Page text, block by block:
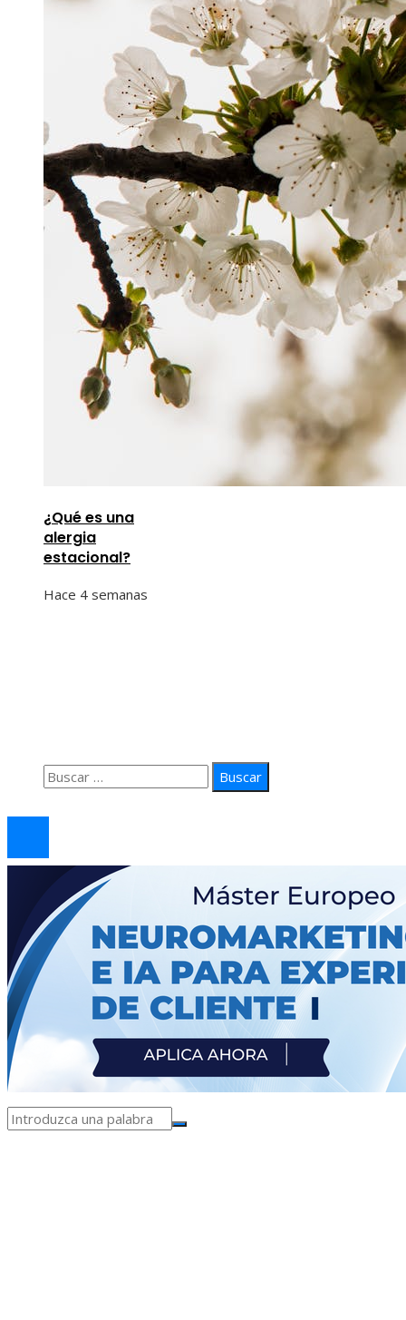
¿Qué es una
alergia
estacional?
Hace 4 semanas
Buscar: